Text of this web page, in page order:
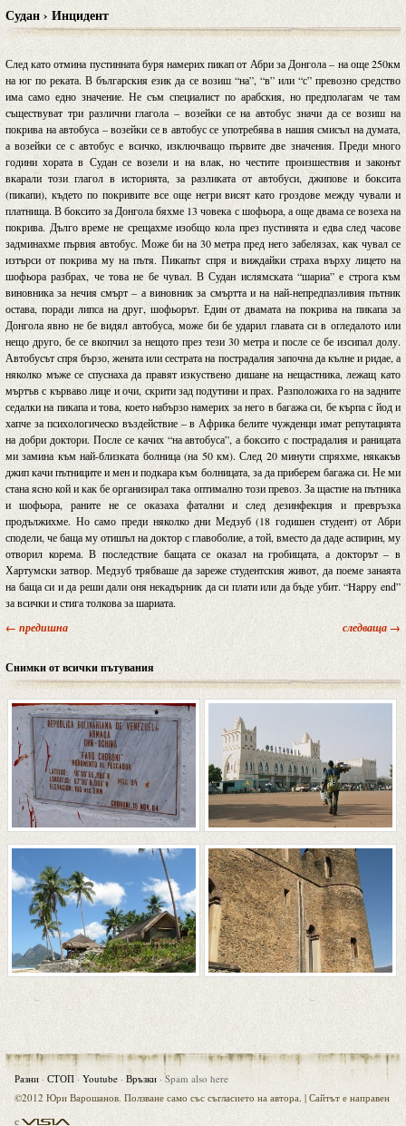
Судан › Инцидент
След като отмина пустинната буря намерих пикап от Абри за Донгола – на още 250км
на юг по реката. В българския език да се возиш “на”, “в” или “с” превозно средство
има само едно значение. Не съм специалист по арабския, но предполагам че там
съществуват три различни глагола – возейки се на автобус значи да се возиш на
покрива на автобуса – возейки се в автобус се употребява в нашия смисъл на думата,
а возейки се с автобус е всичко, изключващо първите две значения. Преди много
години хората в Судан се возели и на влак, но честите произшествия и законът
вкарали този глагол в историята, за разликата от автобуси, джипове и боксита
(пикапи), където по покривите все още негри висят като гроздове между чували и
платнища. В боксито за Донгола бяхме 13 човека с шофьора, а още двама се возеха на
покрива. Дълго време не срещахме изобщо кола през пустинята и едва след часове
задминахме първия автобус. Може би на 30 метра пред него забелязах, как чувал се
изтърси от покрива му на пътя. Пикапът спря и виждайки страха върху лицето на
шофьора разбрах, че това не бе чувал. В Судан ислямската “шариа” е строга към
виновника за нечия смърт – а виновник за смъртта и на най-непредпазливия пътник
остава, поради липса на друг, шофьорът. Един от двамата на покрива на пикапа за
Донгола явно не бе видял автобуса, може би бе ударил главата си в огледалото или
нещо друго, бе се вкопчил за нещото през тези 30 метра и после се бе изсипал долу.
Автобусът спря бързо, жената или сестрата на пострадалия започна да кълне и ридае, а
няколко мъже се спуснаха да правят изкуствено дишане на нещастника, лежащ като
мъртъв с кърваво лице и очи, скрити зад подутини и прах. Разположиха го на задните
седалки на пикапа и това, което набързо намерих за него в багажа си, бе кърпа с йод и
хапче за психологическо въздействие – в Африка белите чужденци имат репутацията
на добри доктори. После се качих “на автобуса”, а боксито с пострадалия и раницата
ми замина към най-близката болница (на 50 км). След 20 минути спряхме, някакъв
джип качи пътниците и мен и подкара към болницата, за да приберем багажа си. Не ми
стана ясно кой и как бе организирал така оптимално този превоз. За щастие на пътника
и шофьора, раните не се оказаха фатални и след дезинфекция и превръзка
продължихме. Но само преди няколко дни Медзуб (18 годишен студент) от Абри
сподели, че баща му отишъл на доктор с главоболие, а той, вместо да даде аспирин, му
отворил корема. В последствие бащата се оказал на гробищата, а докторът – в
Хартумски затвор. Медзуб трябваше да зареже студентския живот, да поеме занаята
на баща си и да реши дали оня некадърник да си плати или да бъде убит. “Happy end”
за всички и стига толкова за шариата.
← предишна следваща →
Снимки от всички пътувания
Разни · СТОП · Youtube · Връзки · Spam also here
©2012 Юри Варошанов. Ползване само със съгласието на автора. | Сайтът е направен
с Visia